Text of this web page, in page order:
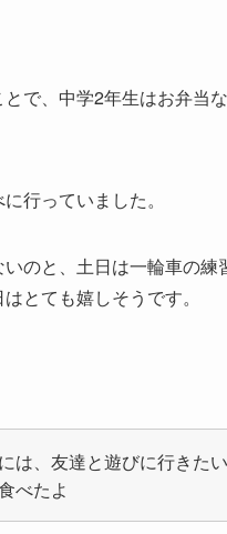
で、中学2年生はお弁当
行っていました。
のと、土日は一輪車の
とても嬉しそうです。
は、友達と遊びに行きた
べたよ